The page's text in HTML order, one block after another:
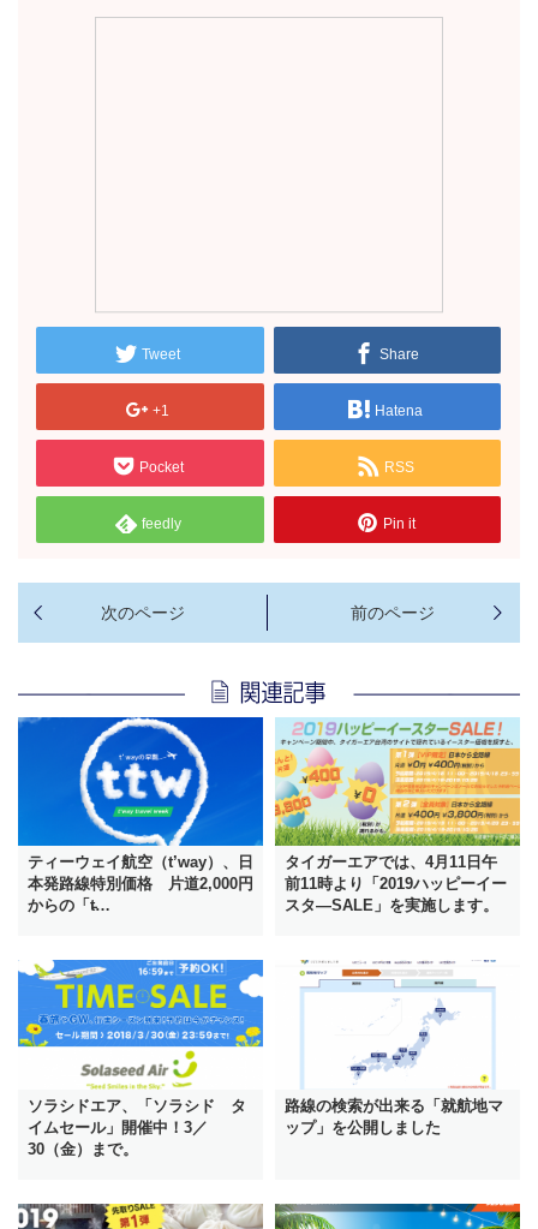
Tweet Share
+1 Hatena
Pocket RSS
feedly Pin it
ティーウェイ航空（t’way）、日
本発路線特別価格 片道2,000円
からの「t̵…
タイガーエアでは、4月11日午
前11時より「2019ハッピーイー
スタ―SALE」を実施します。
ソラシドエア、「ソラシド タ
イムセール」開催中！3／
30（金）まで。
路線の検索が出来る「就航地マ
ップ」を公開しました